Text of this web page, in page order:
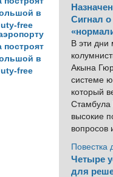
построят
в
free
Сигнал о
В эти дни
Акына
системе
который
Стамбула
высокие
вопросов
Повестка
Четыре
для